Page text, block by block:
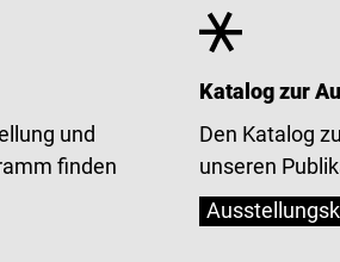
und
finden
Katalog zur
Den Katalog
unseren